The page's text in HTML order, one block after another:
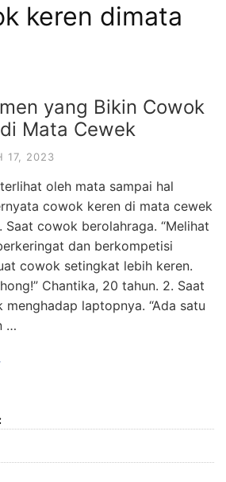
keren dimata
yang Bikin Cowok
Mata Cewek
17, 2023
oleh mata sampai hal
cowok keren di mata cewek
Saat cowok berolahraga. “Melihat
dan berkompetisi
cowok setingkat lebih keren.
Chantika, 20 tahun. 2. Saat
laptopnya. “Ada satu
…